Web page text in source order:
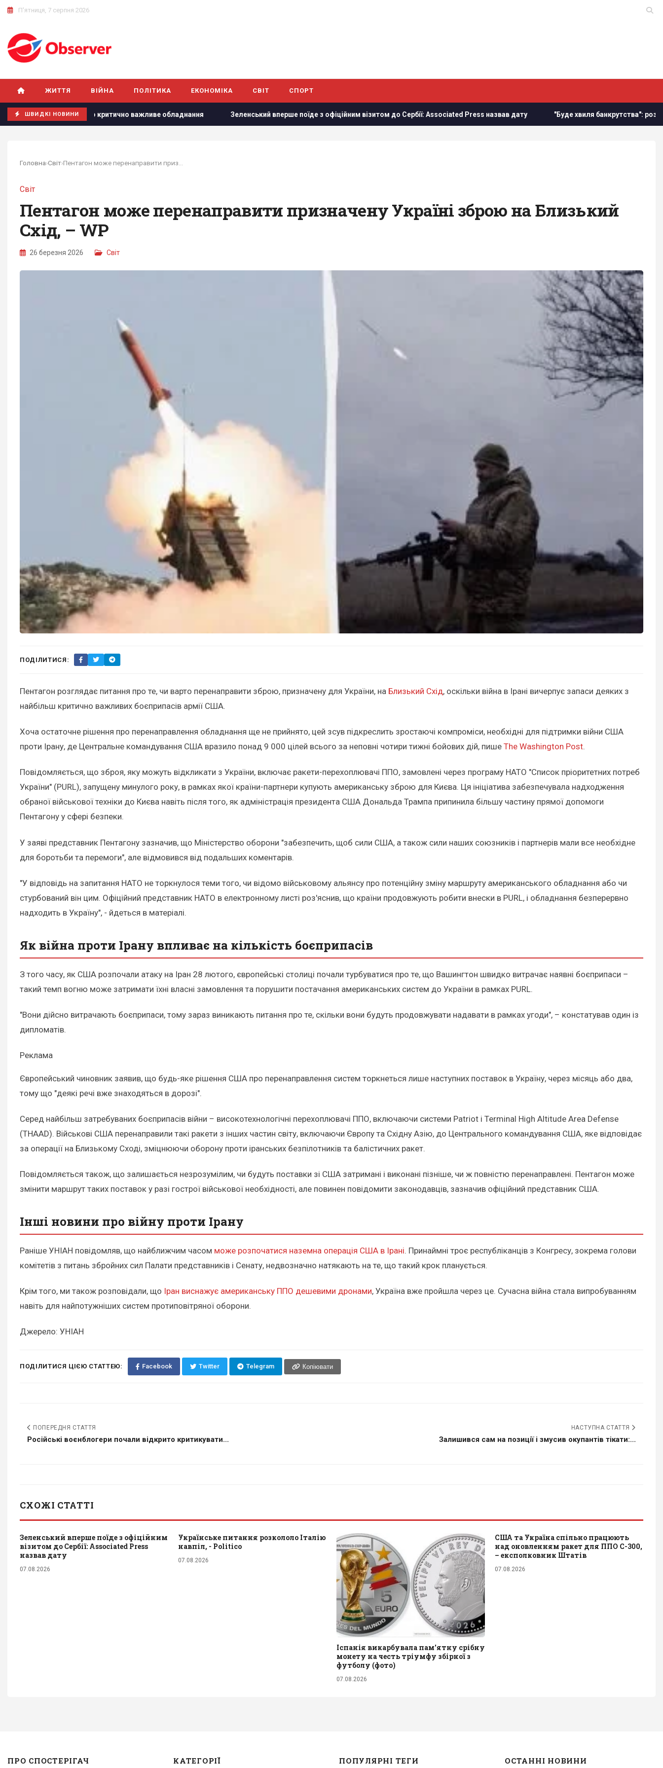
П'ятниця, 7 серпня 2026
ЖИТТЯ ВІЙНА ПОЛІТИКА ЕКОНОМІКА СВІТ СПОРТ
ШВИДКІ НОВИНИ
критично важливе обладнання Зеленський вперше поїде з офіційним візитом до Сербії: Associated Press назвав дату "Буде хвиля банкрутства": розгром складів
Головна›Світ›
Світ
Пентагон може перенаправити призначену Україні зброю на Близький
Схід, – WP
26 березня 2026 Світ
ПОДІЛИТИСЯ:
Пентагон розглядає питання про те, чи варто перенаправити зброю, призначену для України, на Близький Схід, оскільки війна в Ірані вичерпує запаси деяких з
найбільш критично важливих боєприпасів армії США.
Хоча остаточне рішення про перенаправлення обладнання ще не прийнято, цей зсув підкреслить зростаючі компроміси, необхідні для підтримки війни США
проти Ірану, де Центральне командування США вразило понад 9 000 цілей всього за неповні чотири тижні бойових дій, пише The Washington Post.
Повідомляється, що зброя, яку можуть відкликати з України, включає ракети-перехоплювачі ППО, замовлені через програму НАТО "Список пріоритетних потреб
України" (PURL), запущену минулого року, в рамках якої країни-партнери купують американську зброю для Києва. Ця ініціатива забезпечувала надходження
обраної військової техніки до Києва навіть після того, як адміністрація президента США Дональда Трампа припинила більшу частину прямої допомоги
Пентагону у сфері безпеки.
У заяві представник Пентагону зазначив, що Міністерство оборони "забезпечить, щоб сили США, а також сили наших союзників і партнерів мали все необхідне
для боротьби та перемоги", але відмовився від подальших коментарів.
"У відповідь на запитання НАТО не торкнулося теми того, чи відомо військовому альянсу про потенційну зміну маршруту американського обладнання або чи
стурбований він цим. Офіційний представник НАТО в електронному листі роз'яснив, що країни продовжують робити внески в PURL, і обладнання безперервно
надходить в Україну", - йдеться в матеріалі.
Як війна проти Ірану впливає на кількість боєприпасів
З того часу, як США розпочали атаку на Іран 28 лютого, європейські столиці почали турбуватися про те, що Вашингтон швидко витрачає наявні боєприпаси –
такий темп вогню може затримати їхні власні замовлення та порушити постачання американських систем до України в рамках PURL.
"Вони дійсно витрачають боєприпаси, тому зараз виникають питання про те, скільки вони будуть продовжувати надавати в рамках угоди", – констатував один із
дипломатів.
Реклама
Європейський чиновник заявив, що будь-яке рішення США про перенаправлення систем торкнеться лише наступних поставок в Україну, через місяць або два,
тому що "деякі речі вже знаходяться в дорозі".
Серед найбільш затребуваних боєприпасів війни – високотехнологічні перехоплювачі ППО, включаючи системи Patriot і Terminal High Altitude Area Defense
(THAAD). Військові США перенаправили такі ракети з інших частин світу, включаючи Європу та Східну Азію, до Центрального командування США, яке відповідає
за операції на Близькому Сході, зміцнюючи оборону проти іранських безпілотників та балістичних ракет.
Повідомляється також, що залишається незрозумілим, чи будуть поставки зі США затримані і виконані пізніше, чи ж повністю перенаправлені. Пентагон може
змінити маршрут таких поставок у разі гострої військової необхідності, але повинен повідомити законодавців, зазначив офіційний представник США.
Інші новини про війну проти Ірану
Раніше УНІАН повідомляв, що найближчим часом може розпочатися наземна операція США в Ірані. Принаймні троє республіканців з Конгресу, зокрема голови
комітетів з питань збройних сил Палати представників і Сенату, недвозначно натякають на те, що такий крок планується.
Крім того, ми також розповідали, що Іран виснажує американську ППО дешевими дронами, Україна вже пройшла через це. Сучасна війна стала випробуванням
навіть для найпотужніших систем протиповітряної оборони.
Джерело: УНІАН
ПОДІЛИТИСЯ ЦІЄЮ СТАТТЕЮ: Facebook Twitter Telegram Копіювати
ПОПЕРЕДНЯ СТАТТЯ
Російські воєнблогери почали відкрито критикувати...
НАСТУПНА СТАТТЯ
Залишився сам на позиції і змусив окупантів тікати:...
СХОЖІ СТАТТІ
Зеленський вперше поїде з офіційним
візитом до Сербії: Associated Press
назвав дату
07.08.2026
Українське питання розкололо Італію
навпіл, - Politico
07.08.2026
Іспанія викарбувала пам'ятну срібну
монету на честь тріумфу збірної з
футболу (фото)
07.08.2026
США та Україна спільно працюють
над оновленням ракет для ППО С-300,
– експолковник Штатів
07.08.2026
ПРО СПОСТЕРІГАЧ КАТЕГОРІЇ ПОПУЛЯРНІ ТЕГИ ОСТАННІ НОВИНИ